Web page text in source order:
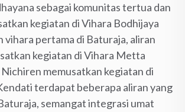
sebagai komunitas tertua dan
kegiatan di Vihara Bodhijaya
vihara pertama di Baturaja, aliran
kegiatan di Vihara Metta
memusatkan kegiatan di
terdapat beberapa aliran yang
semangat integrasi umat